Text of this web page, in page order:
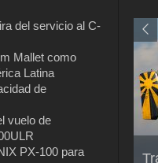
del servicio al C-
Mallet como
Latina
de
vuelo de
PX-100 para